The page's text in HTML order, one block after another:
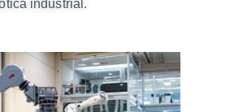
industrial.